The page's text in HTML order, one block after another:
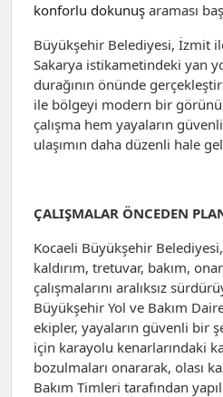
konforlu dokunuş araması
Büyükşehir Belediyesi, İzmit
Sakarya istikametindeki yan
durağının önünde
ile bölgeyi modern bir
çalışma hem yayaların
ulaşımın daha düzenli hale
ÇALIŞMALAR ÖNCEDEN
Kocaeli Büyükşehir
kaldırım, tretuvar, bakım,
çalışmalarını aralıksız
Büyükşehir Yol ve Bakım
ekipler, yayaların güvenli bir
için karayolu kenarlarındaki
bozulmaları onararak, olası
Bakım Timleri tarafından